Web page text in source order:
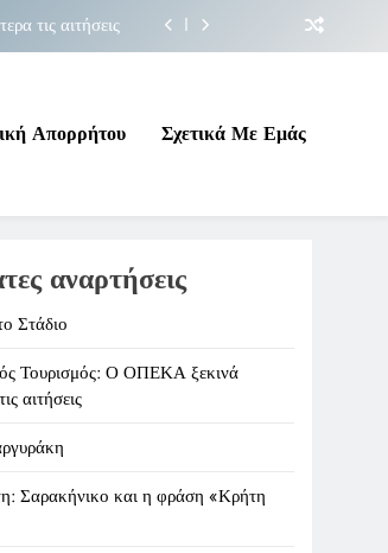
τις αιτήσεις
«Κρήτη ΟΦΗ»
τις αιτήσεις
αργυράκη
«Κρήτη ΟΦΗ»
Απορρήτου Σχετικά Με Εμάς
αναρτήσεις
Στάδιο
Τουρισμός: Ο ΟΠΕΚΑ ξεκινά
αιτήσεις
Σαρακήνικο και η φράση «Κρήτη